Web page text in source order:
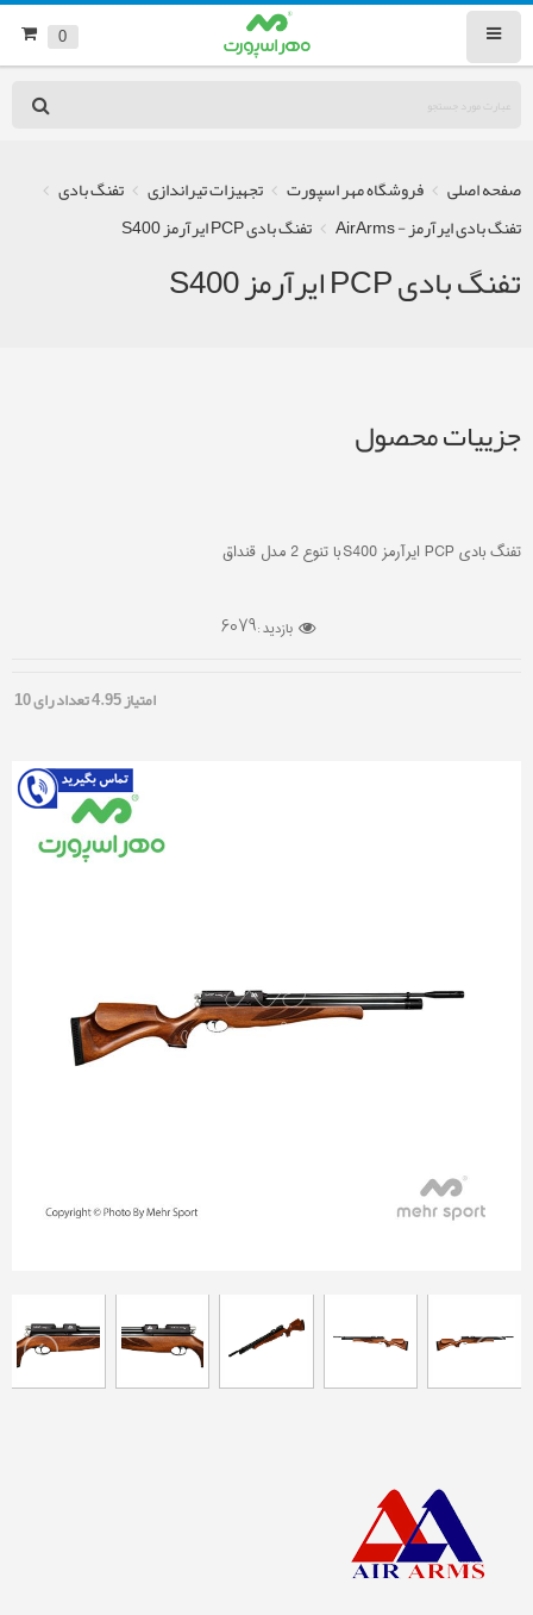
0
صفحه اصلی فروشگاه مهر اسپورت تجهیزات تیراندازی
تفنگ بادی
تفنگ بادی ایرآرمز - AirArms
تفنگ بادی PCP ایرآرمز S400
تفنگ بادی PCP ایرآرمز S400
جزییات محصول
تفنگ بادی PCP ایرآرمز S400 با تنوع 2 مدل قنداق
بازدید :6079
امتیاز4.95تعداد رای10